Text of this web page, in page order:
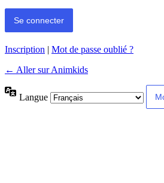
Inscription | Mot de passe oublié ?
← Aller sur Animkids
Langue